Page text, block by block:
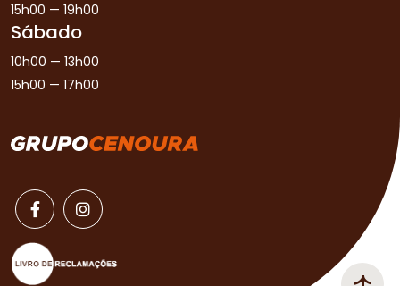
15h00 — 19h00
Sábado
10h00 — 13h00
15h00 — 17h00